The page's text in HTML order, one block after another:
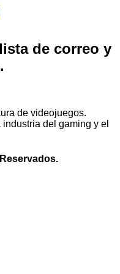
de correo y
de videojuegos.
del gaming y el